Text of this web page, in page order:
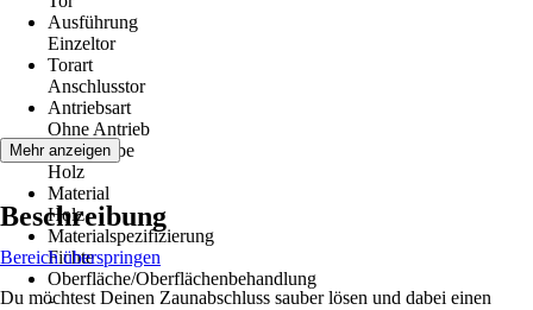
Ausführung
Einzeltor
Torart
Anschlusstor
Antriebsart
Ohne Antrieb
Grundfarbe
Holz
Material
Holz
Materialspezifizierung
Fichte
Oberfläche/Oberflächenbehandlung
-
Mehr anzeigen
Beschreibung
Bereich überspringen
Du möchtest Deinen Zaunabschluss sauber lösen und dabei einen